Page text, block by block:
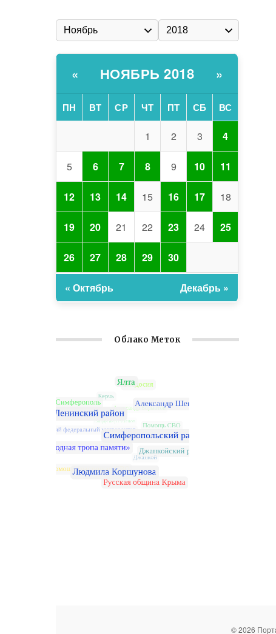
« НОЯБРЬ 2018 »
ПН ВТ СР ЧТ ПТ СБ ВС
1 2 3 4
5 6 7 8 9 10 11
12 13 14 15 16 17 18
19 20 21 22 23 24 25
26 27 28 29 30
« Октябрь Декабрь »
Облако Меток
© 2026